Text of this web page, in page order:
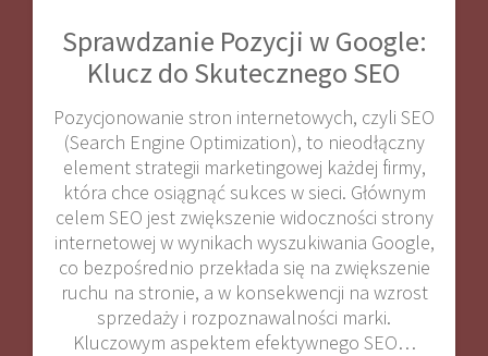
Sprawdzanie Pozycji w Google:
Klucz do Skutecznego SEO
Pozycjonowanie stron internetowych, czyli SEO
(Search Engine Optimization), to nieodłączny
element strategii marketingowej każdej firmy,
która chce osiągnąć sukces w sieci. Głównym
celem SEO jest zwiększenie widoczności strony
internetowej w wynikach wyszukiwania Google,
co bezpośrednio przekłada się na zwiększenie
ruchu na stronie, a w konsekwencji na wzrost
sprzedaży i rozpoznawalności marki.
Kluczowym aspektem efektywnego SEO…